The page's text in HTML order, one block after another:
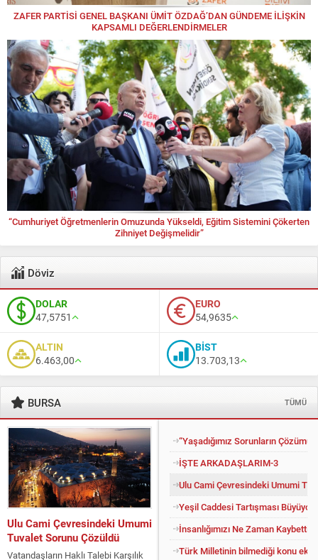
ZAFER PARTİSİ GENEL BAŞKANI ÜMİT ÖZDAĞ’DAN GÜNDEME İLİŞKİN
KAPSAMLI DEĞERLENDİRMELER
“Cumhuriyet Öğretmenlerin Omuzunda Yükseldi, Eğitim Sistemini Çökerten
Zihniyet Değişmelidir”
Döviz
DOLAR
47,5751
EURO
54,9635
ALTIN
6.463,00
BİST
13.703,13
BURSA TÜMÜ
Yeşil Caddesi Tartışması
Büyüyor
“Sadece Trafiğe Kapatmak Çözüm
“Yaşadığımız Sorunların
İŞTE ARKADAŞLARIM-3
Ulu Cami Çevresindeki Umumi
Yeşil Caddesi Tartışması Büyüyor
İnsanlığımızı Ne Zaman Kaybettik?
Türk Milletinin bilmediği konu